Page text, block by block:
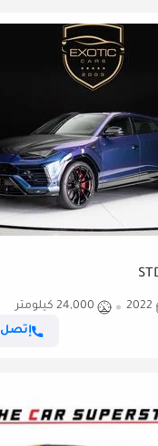
2022
24,000 كيلومتر
إتصل